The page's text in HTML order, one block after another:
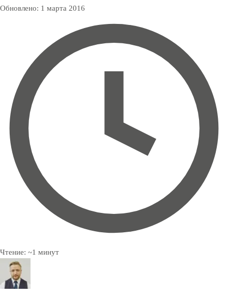
Обновлено: 1 марта 2016
Чтение: ~1 минут